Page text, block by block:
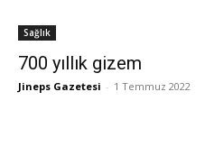
Sağlık
700 yıllık gizem
Jineps Gazetesi - 1 Temmuz 2022